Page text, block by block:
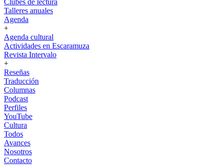
Clubes de lectura
Talleres anuales
Agenda
+
Agenda cultural
Actividades en Escaramuza
Revista Intervalo
+
Reseñas
Traducción
Columnas
Podcast
Perfiles
YouTube
Cultura
Todos
Avances
Nosotros
Contacto